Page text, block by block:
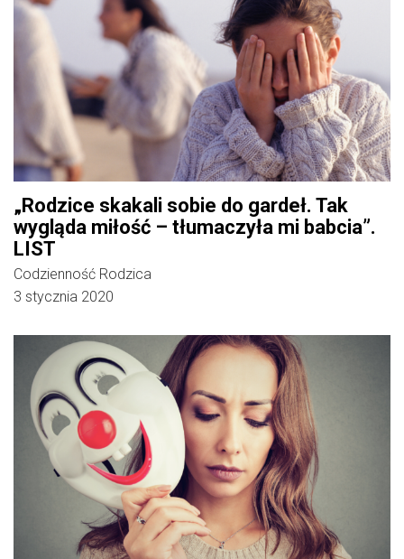
„Rodzice skakali sobie do gardeł. Tak
wygląda miłość – tłumaczyła mi babcia”.
LIST
Codzienność Rodzica
3 stycznia 2020